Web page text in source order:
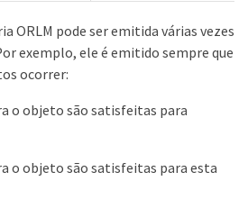
ORLM pode ser emitida várias vezes
exemplo, ele é emitido sempre que
ocorrer:
o objeto são satisfeitas para
o objeto são satisfeitas para esta